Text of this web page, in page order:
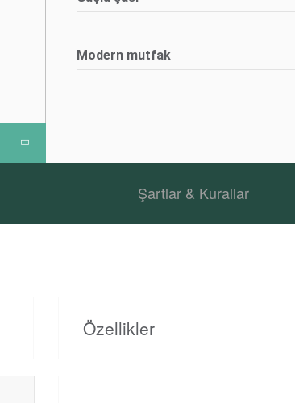
Modern mutfak
Şartlar & Kurallar
Özellikler